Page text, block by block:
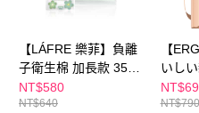
【注意事項】
１．透過由恩沛科技股份有限公司
權轉讓予恩沛科技股份有限公司。
２．關於個人資料處理事宜，請瀏覽
https://aftee.tw/terms/#terms3
３．未成年的使用者請事先徵得法定
每筆NT$100，滿NT$600(含以
付款後7-11取貨
每筆NT$100，滿NT$600(含以上
【LÁFRE 樂菲】負離
子衛生棉 加長款 35cm
(36片/包)(馬來西亞人
氣YouTuber |
NT$580
NT$640
【
いし
壺
粉)
NT$790